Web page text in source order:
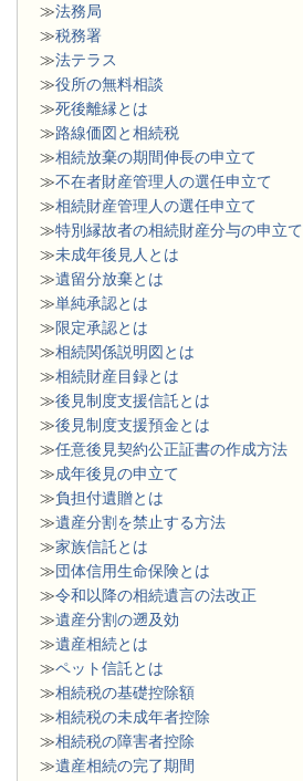
≫法務局
≫税務署
≫法テラス
≫役所の無料相談
≫死後離縁とは
≫路線価図と相続税
≫相続放棄の期間伸長の申立て
≫不在者財産管理人の選任申立て
≫相続財産管理人の選任申立て
≫特別縁故者の相続財産分与の申立て
≫未成年後見人とは
≫遺留分放棄とは
≫単純承認とは
≫限定承認とは
≫相続関係説明図とは
≫相続財産目録とは
≫後見制度支援信託とは
≫後見制度支援預金とは
≫任意後見契約公正証書の作成方法
≫成年後見の申立て
≫負担付遺贈とは
≫遺産分割を禁止する方法
≫家族信託とは
≫団体信用生命保険とは
≫令和以降の相続遺言の法改正
≫遺産分割の遡及効
≫遺産相続とは
≫ペット信託とは
≫相続税の基礎控除額
≫相続税の未成年者控除
≫相続税の障害者控除
≫遺産相続の完了期間